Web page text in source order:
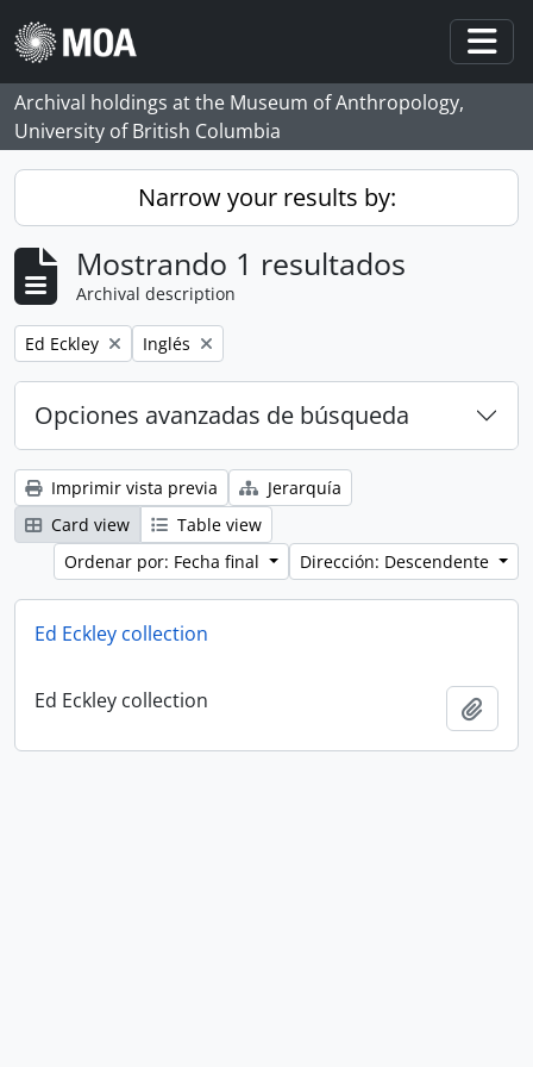
Skip to main content
Archival holdings at the Museum of Anthropology,
University of British Columbia
Narrow your results by:
Mostrando 1 resultados
Archival description
Remove filter:
Ed Eckley Remove filter:
Inglés
Opciones avanzadas de búsqueda
Imprimir vista previa
Jerarquía
Card view
Table view
Ordenar por: Fecha final
Dirección: Descendente
Ed Eckley collection
Ed Eckley collection